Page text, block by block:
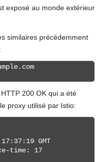
exposé au monde extérieur
similaires précédemment
200 OK qui a été
proxy utilisé par Istio:
GMT
time: 17